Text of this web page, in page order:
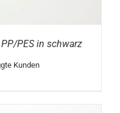
PES in schwarz
Kunden